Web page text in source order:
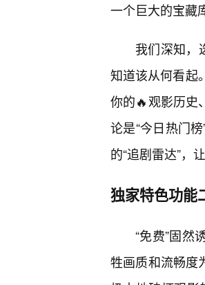
一个巨大的宝藏
我们深知，
知道该从何看起
你的🔥观影历史
论是“今日热门
的“追剧雷达”，
独家特色功能
“免费”固然
牲画质和流畅度